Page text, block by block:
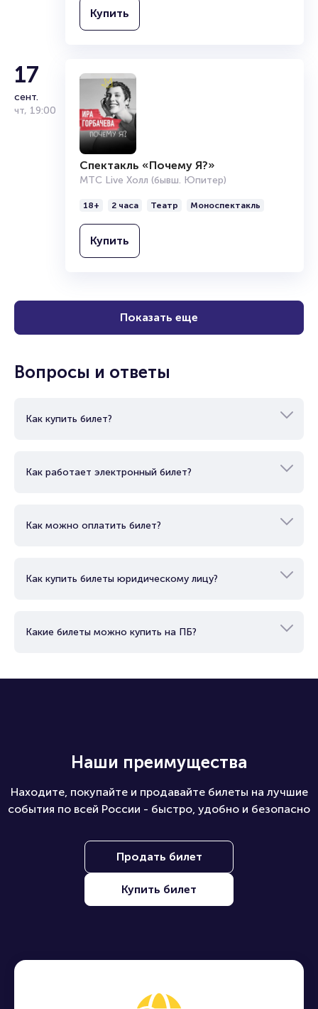
Купить
17
сент.
чт, 19:00
Спектакль «Почему Я?»
МТС Live Холл (бывш. Юпитер)
18+ 2 часа Театр Моноспектакль
Купить
Показать еще
Вопросы и ответы
Как купить билет?
Как работает электронный билет?
Как можно оплатить билет?
Как купить билеты юридическому лицу?
Какие билеты можно купить на ПБ?
Наши преимущества
Находите, покупайте и продавайте билеты на лучшие
события по всей России - быстро, удобно и безопасно
Продать билет
Купить билет